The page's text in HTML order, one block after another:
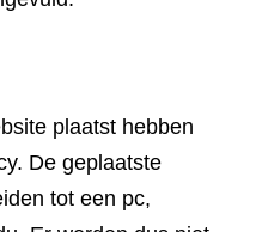
plaatst hebben
De geplaatste
tot een pc,